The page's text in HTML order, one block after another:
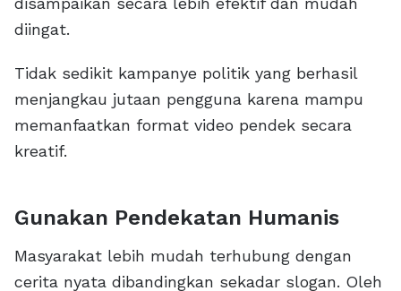
diingat.
Tidak sedikit kampanye politik yang berhasil
menjangkau jutaan pengguna karena mampu
memanfaatkan format video pendek secara
kreatif.
Gunakan Pendekatan Humanis
Masyarakat lebih mudah terhubung dengan
cerita nyata dibandingkan sekadar slogan. Oleh